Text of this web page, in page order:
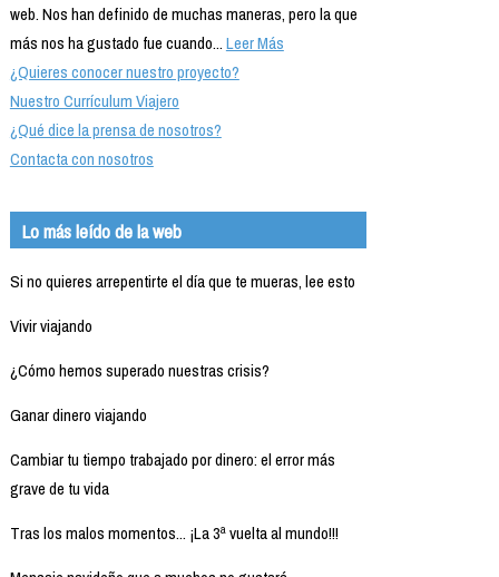
web. Nos han definido de muchas maneras, pero la que
más nos ha gustado fue cuando...Leer Más
¿Quieres conocer nuestro proyecto?
Nuestro Currículum Viajero
¿Qué dice la prensa de nosotros?
Contacta con nosotros
Lo más leído de la web
Si no quieres arrepentirte el día que te mueras, lee esto
Vivir viajando
¿Cómo hemos superado nuestras crisis?
Ganar dinero viajando
Cambiar tu tiempo trabajado por dinero: el error más
grave de tu vida
Tras los malos momentos... ¡La 3ª vuelta al mundo!!!